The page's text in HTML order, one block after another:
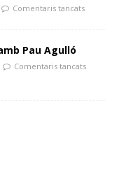
Comentaris tancats
Pau Agulló
Comentaris tancats